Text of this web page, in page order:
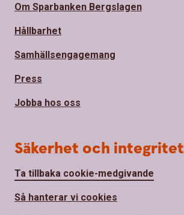
Om Sparbanken Bergslagen
Hållbarhet
Samhällsengagemang
Press
Jobba hos oss
Säkerhet och integritet
Ta tillbaka cookie-medgivande
Så hanterar vi cookies